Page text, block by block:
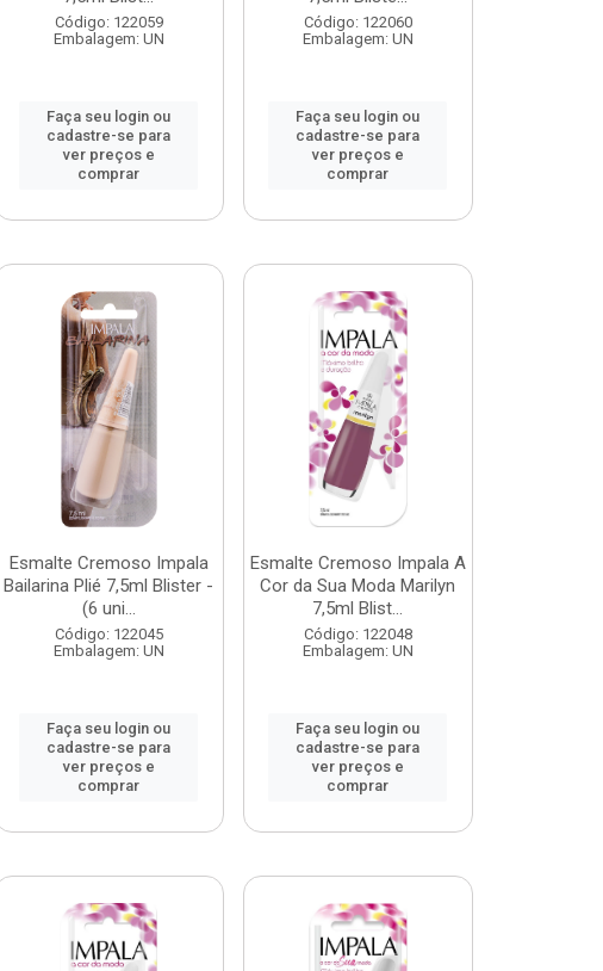
Código: 122059
Embalagem: UN
Faça seu login ou
cadastre-se para
ver preços e
comprar
Código: 122060
Embalagem: UN
Faça seu login ou
cadastre-se para
ver preços e
comprar
Esmalte Cremoso Impala
Bailarina Plié 7,5ml Blister -
(6 uni...
Código: 122045
Embalagem: UN
Faça seu login ou
cadastre-se para
ver preços e
comprar
Esmalte Cremoso Impala A
Cor da Sua Moda Marilyn
7,5ml Blist...
Código: 122048
Embalagem: UN
Faça seu login ou
cadastre-se para
ver preços e
comprar